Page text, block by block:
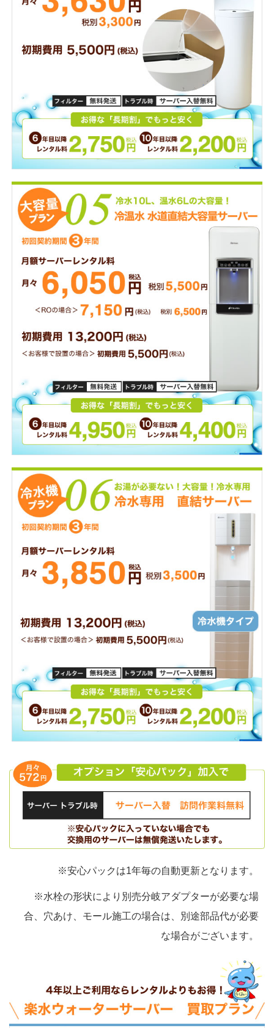
※安心パックは1年毎の自動更新となります。
※水栓の形状により別売分岐アダプターが必要な場
合、穴あけ、モール施工の場合は、別途部品代が必要
な場合がございます。